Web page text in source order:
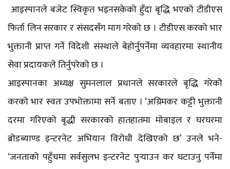
आइस्पानले बजेट स्विकृत भइनसकेको हुँदा बृद्धि भएको टीडीएस
फिर्ता लिन सरकार र संसदसँग माग गरेको छ । टीडीएस करको भार
भुक्तानी प्राप्त गर्ने विदेशी संस्थाले बेहोर्नुपर्नेमा व्यवहारमा स्थानीय
सेवा प्रदायकले तिर्नुपरेको छ ।
आइस्पानका अध्यक्ष सुमनलाल प्रधानले सरकारले बृद्धि गरेकोे
करको भार स्वतः उपभोक्तामा सर्ने बताए । ‘अग्रिमकर कट्टी भुक्तानी
दरमा गरिएको बृद्धी सरकारको हातहातमा मोबाइल र घरघरमा
ब्रोडब्याण्ड इन्टरनेट अभियान विरोधी देखिएको छ’ उनले भने-
‘जनताको पहुँचमा सर्वसुलभ इन्टरनेट पुर्‍याउन कर घटाउनु पर्नेमा